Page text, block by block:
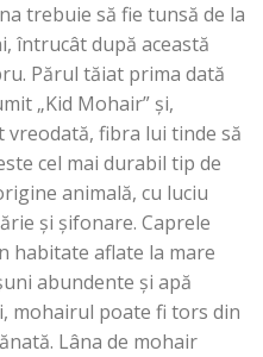
trebuie să fie tunsă de la
întrucât după această
Părul tăiat prima dată
„Kid Mohair” și,
fibra lui tinde să
cel mai durabil tip de
animală, cu luciu
și șifonare. Caprele
habitate aflate la mare
abundente și apă
mohairul poate fi tors din
Lâna de mohair